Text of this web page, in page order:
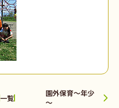
一覧
園外保育～年少
～